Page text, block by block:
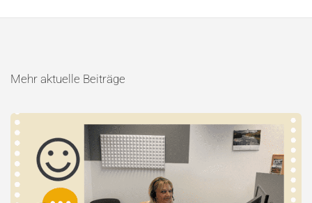
Mehr aktuelle Beiträge